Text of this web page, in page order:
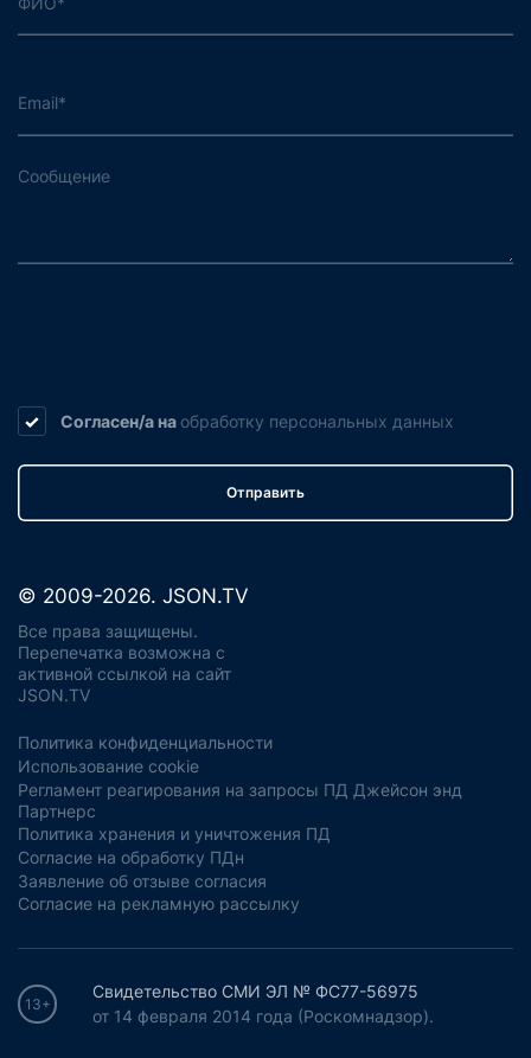
Согласен/а на обработку персональных данных
Отправить
© 2009-2026. JSON.TV
Все права защищены.
Перепечатка возможна с
активной ссылкой на сайт
JSON.TV
Политика конфиденциальности
Использование cookie
Регламент реагирования на запросы ПД Джейсон энд
Партнерс
Политика хранения и уничтожения ПД
Согласие на обработку ПДн
Заявление об отзыве согласия
Согласие на рекламную рассылку
13+
Свидетельство СМИ ЭЛ № ФС77-56975
от 14 февраля 2014 года (Роскомнадзор).